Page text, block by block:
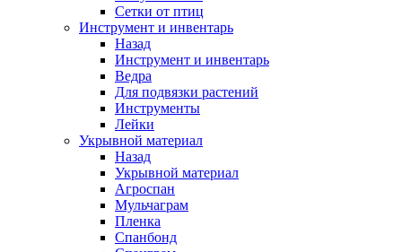
Сетки от птиц
Инструмент и инвентарь
Назад
Инструмент и инвентарь
Ведра
Для подвязки растений
Инструменты
Лейки
Укрывной материал
Назад
Укрывной материал
Агроспан
Мульчаграм
Пленка
Спанбонд